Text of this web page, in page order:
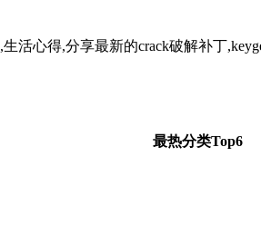
活心得,分享最新的crack破解补丁
最热分类Top6